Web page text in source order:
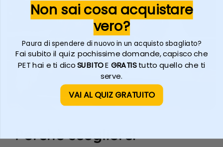
Perchè sceglierci
Non sai cosa acquistare
vero?
Paura di spendere di nuovo in un acquisto sbagliato?
Fai subito il quiz: pochissime domande, capisco che
PET hai e ti dicoSUBITOE GRATIStutto quello che ti
serve.
VAI AL QUIZ GRATUITO